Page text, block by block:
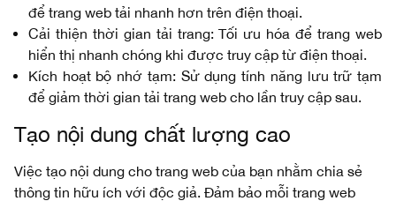
để trang web tải nhanh hơn trên điện thoại.
Cải thiện thời gian tải trang: Tối ưu hóa để trang web
hiển thị nhanh chóng khi được truy cập từ điện thoại.
Kích hoạt bộ nhớ tạm: Sử dụng tính năng lưu trữ tạm
để giảm thời gian tải trang web cho lần truy cập sau.
Tạo nội dung chất lượng cao
Việc tạo nội dung cho trang web của bạn nhằm chia sẻ
thông tin hữu ích với độc giả. Đảm bảo mỗi trang web